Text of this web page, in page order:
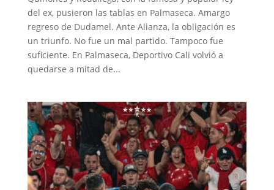
del ex, pusieron las tablas en Palmaseca. Amargo
regreso de Dudamel. Ante Alianza, la obligación es
un triunfo. No fue un mal partido. Tampoco fue
suficiente. En Palmaseca, Deportivo Cali volvió a
quedarse a mitad de...